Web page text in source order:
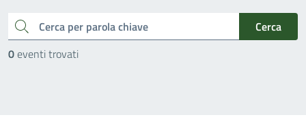
cerca
Cerca
0eventi trovati